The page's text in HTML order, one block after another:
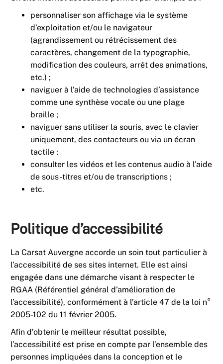
personnaliser son affichage via le système
d’exploitation et/ou le navigateur
(agrandissement ou rétrécissement des
caractères, changement de la typographie,
modification des couleurs, arrêt des animations,
etc.) ;
naviguer à l’aide de technologies d’assistance
comme une synthèse vocale ou une plage
braille ;
naviguer sans utiliser la souris, avec le clavier
uniquement, des contacteurs ou via un écran
tactile ;
consulter les vidéos et les contenus audio à l’aide
de sous-titres et/ou de transcriptions ;
etc.
Politique d’accessibilité
La Carsat Auvergne accorde un soin tout particulier à
l’accessibilité de ses sites internet. Elle est ainsi
engagée dans une démarche visant à respecter le
RGAA (Référentiel général d’amélioration de
l’accessibilité), conformément à l’article 47 de la loi n°
2005-102 du 11 février 2005.
Afin d’obtenir le meilleur résultat possible,
l’accessibilité est prise en compte par l’ensemble des
personnes impliquées dans la conception et le